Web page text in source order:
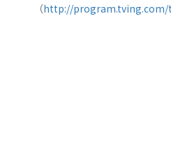
（http://